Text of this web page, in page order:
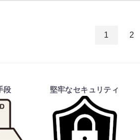
1 2
段 堅牢なセキュリティ